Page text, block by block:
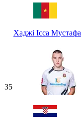
Хаджі Ісса Мустафа
35